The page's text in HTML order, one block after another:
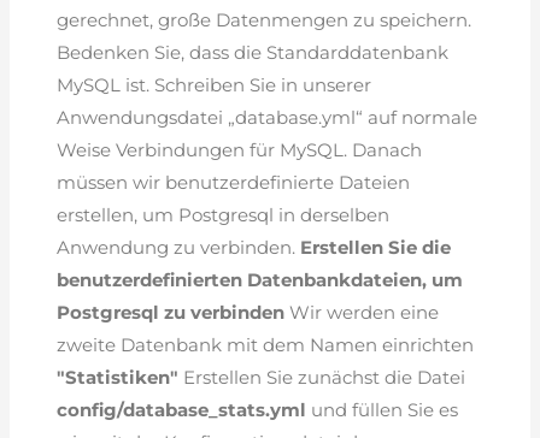
gerechnet, große Datenmengen zu speichern.
Bedenken Sie, dass die Standarddatenbank
MySQL ist. Schreiben Sie in unserer
Anwendungsdatei „database.yml“ auf normale
Weise Verbindungen für MySQL. Danach
müssen wir benutzerdefinierte Dateien
erstellen, um Postgresql in derselben
Anwendung zu verbinden. Erstellen Sie die
benutzerdefinierten Datenbankdateien, um
Postgresql zu verbinden Wir werden eine
zweite Datenbank mit dem Namen einrichten
"Statistiken" Erstellen Sie zunächst die Datei
config/database_stats.yml und füllen Sie es